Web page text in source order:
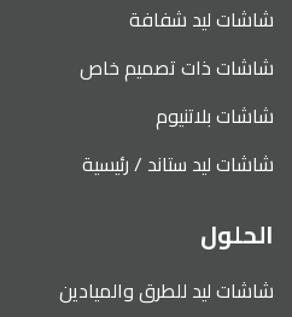
شاشات ليد شفافة
شاشات ذات تصميم خاص
شاشات بلاتنيوم
شاشات ليد ستاند / رئيسية
الحلول
شاشات ليد للطرق والميادين